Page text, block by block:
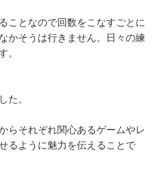
ことなので回数をこなすごとに
かそうは行きません。日々の練
。
た。
らそれぞれ関心あるゲームやレ
るように魅力を伝えることで